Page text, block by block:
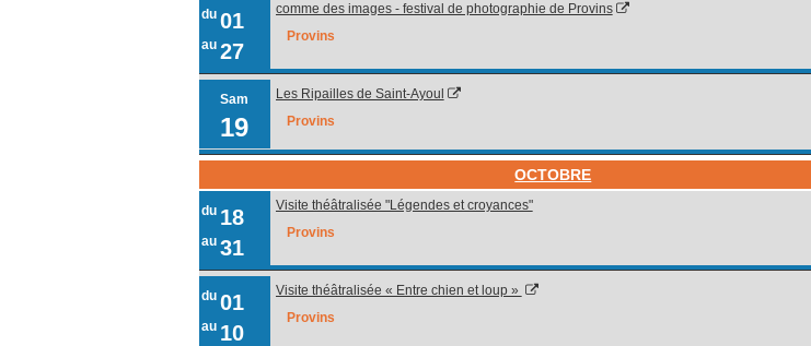
du 01
au 27
comme des images - festival de photographie de Provins
Provins
Sam
19
Les Ripailles de Saint-Ayoul
Provins
OCTOBRE
du 18
au 31
Visite théâtralisée "Légendes et croyances"
Provins
du 01
au 10
Visite théâtralisée « Entre chien et loup »
Provins